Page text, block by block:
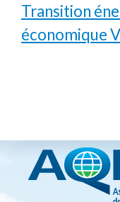
Transition
économique